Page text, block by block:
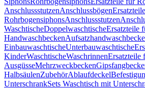
AnschlussstutzenAnschlussbögen
RohrbogensiphonsAnschlussstutzen
WaschtischeDoppelwaschtischeErsatzteile
Handwaschbecken
EinbauwaschtischeUnterbauwaschtische
KinderWaschtischeWaschrinnenErsatzteile
AusgüsseMehrzweckbecken
HalbsäulenZubehörAblaufdeckel
UnterschrankSets Waschtisch mit